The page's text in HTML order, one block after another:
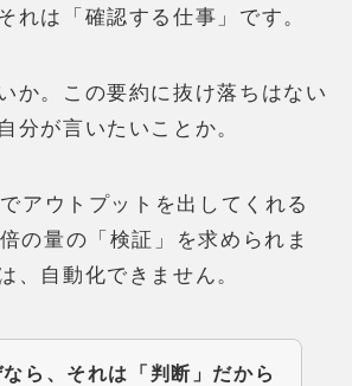
れは「確認する仕事」です。
か。この要約に抜け落ちはない
分が言いたいことか。
アウトプットを出してくれる
の量の「検証」を求められま
、自動化できません。
ら、それは「判断」だから